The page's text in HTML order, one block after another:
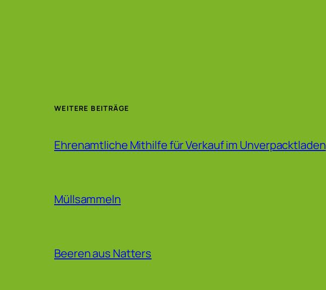
WEITERE BEITRÄGE
Ehrenamtliche Mithilfe für Verkauf im Unverpacktladen
Müllsammeln
Beeren aus Natters